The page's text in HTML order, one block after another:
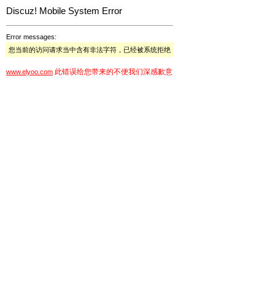
Discuz! Mobile System Error
Error messages:
您当前的访问请求当中含有非法字符，已经被系统拒绝
www.elyoo.com 此错误给您带来的不便我们深感歉意